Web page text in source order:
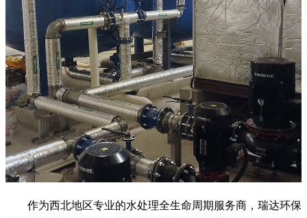
作为西北地区专业的水处理全生命周期服务商，瑞达环保